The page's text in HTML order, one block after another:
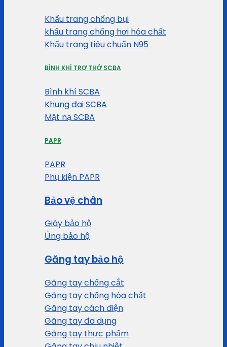
Khẩu trang chống bụi
khẩu trang chống hơi hóa chất
Khẩu trang tiêu chuẩn N95
BÌNH KHÍ TRỢ THỞ SCBA
Bình khí SCBA
Khung đai SCBA
Mặt nạ SCBA
PAPR
PAPR
Phụ kiện PAPR
Bảo vệ chân
Giày bảo hộ
Ủng bảo hộ
Găng tay bảo hộ
Găng tay chống cắt
Găng tay chống hóa chất
Găng tay cách điện
Găng tay đa dụng
Găng tay thực phẩm